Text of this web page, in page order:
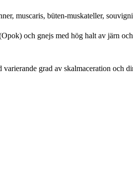
muscaris, büten-muskateller,
och gnejs med hög halt av järn
grad av skalmaceration och